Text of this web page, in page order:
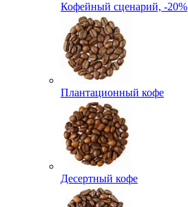
Кофейный сценарий, -20%
Плантационный кофе
Десертный кофе